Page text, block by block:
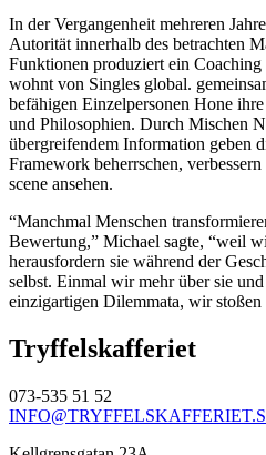
In der Vergangenheit mehreren
Autorität innerhalb des betrachten
Funktionen produziert ein Coaching
wohnt von Singles global.
befähigen Einzelpersonen Hone
und Philosophien. Durch Mischen
übergreifendem Information geben
Framework beherrschen,
scene ansehen.
“Manchmal Menschen
Bewertung,” Michael sagte, “weil
herausfordern sie während der
selbst. Einmal wir mehr über sie
einzigartigen Dilemmata, wir
Tryffelskafferiet
073-535 51 52